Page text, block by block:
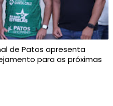
de Patos apresenta
para as próximas